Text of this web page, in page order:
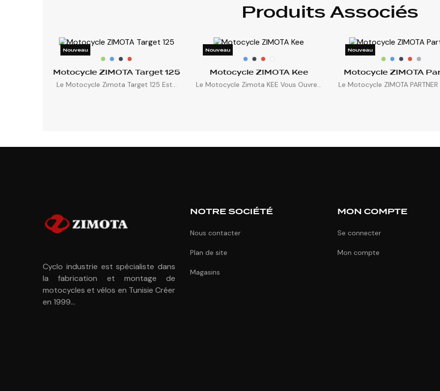
Produits Associés
Nouveau
Motocycle ZIMOTA Target 125
Le Motocycle Zimota Target 125 Est...
Nouveau
Motocycle ZIMOTA Kee
Le Motocycle Zimota KEE Vous Ouvre...
Nouveau
Motocycle ZIMOTA
Le Motocycle ZIMOTA PARTNER
Cyclo industrie est spécialiste dans
la fabrication et montage de
motocycles et vélos en Tunisie Créer
en 1999...
NOTRE SOCIÉTÉ
Nous contacter
Plan de site
Magasins
MON COMPTE
Se connecter
Mon compte